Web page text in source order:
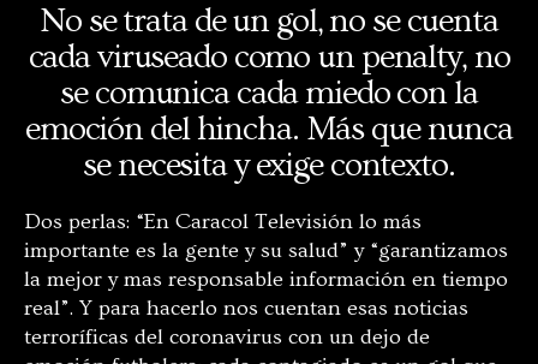
No se trata de un gol, no se cuenta
cada viruseado como un penalty, no
se comunica cada miedo con la
emoción del hincha. Más que nunca
se necesita y exige contexto.
Dos perlas: “En Caracol Televisión lo más
importante es la gente y su salud” y “garantizamos
la mejor y mas responsable información en tiempo
real”. Y para hacerlo nos cuentan esas noticias
terroríficas del coronavirus con un dejo de